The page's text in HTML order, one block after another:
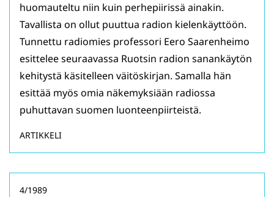
huomauteltu niin kuin perhepiirissä ainakin.
Tavallista on ollut puuttua radion kielenkäyttöön.
Tunnettu radiomies professori Eero Saarenheimo
esittelee seuraavassa Ruotsin radion sanankäytön
kehitystä käsitelleen väitöskirjan. Samalla hän
esittää myös omia näkemyksiään radiossa
puhuttavan suomen luonteenpiirteistä.
ARTIKKELI
4/1989